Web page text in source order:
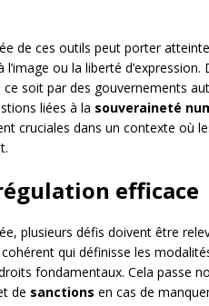
de ces outils peut porter
ou la liberté
soit par des gouvernements
liées à la souveraineté
cruciales dans un contexte où
efficace
plusieurs défis doivent être
qui définisse les
fondamentaux. Cela passe
de sanctions en cas de